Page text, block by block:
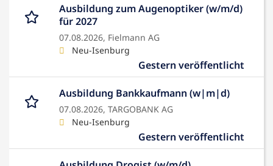
Ausbildung zum Augenoptiker (w/m/d)
für 2027
07.08.2026, Fielmann AG
Neu-Isenburg
Gestern veröffentlicht
Ausbildung Bankkaufmann (w|m|d)
07.08.2026, TARGOBANK AG
Neu-Isenburg
Gestern veröffentlicht